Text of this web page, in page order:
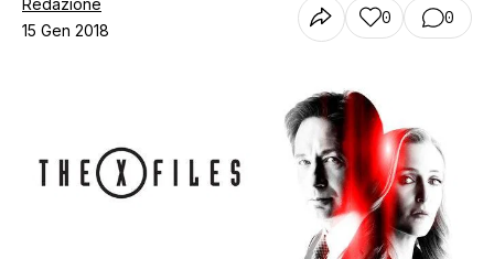
Redazione
15 Gen 2018
0 0